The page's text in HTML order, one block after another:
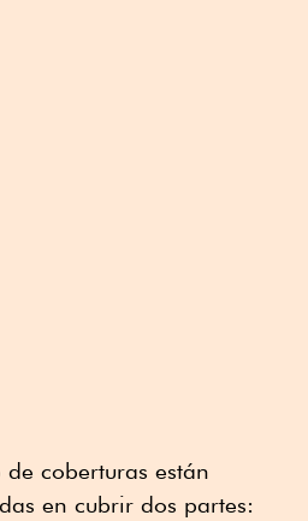
coberturas están
en cubrir dos partes: